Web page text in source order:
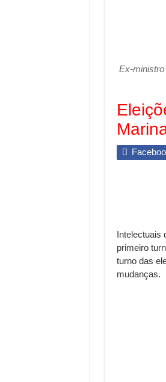
Ex-ministro
Intelectuais
primeiro
turno das
mudanças.